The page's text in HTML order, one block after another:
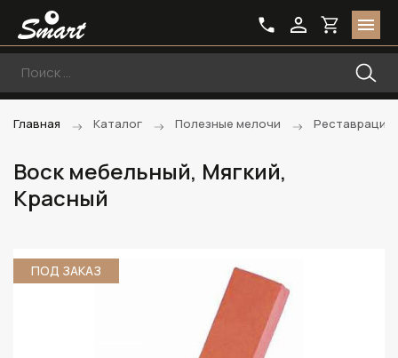
Главная Каталог Полезные мелочи
Воск мебельный, Мягкий,
Красный
ПОД ЗАКАЗ